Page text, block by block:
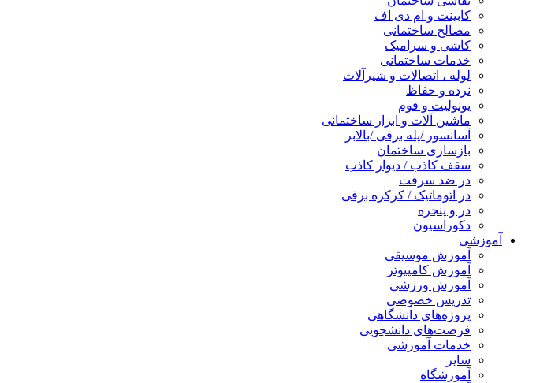
کابینت و ام دی اف
مصالح ساختمانی
کاشی و سرامیک
خدمات ساختمانی
لوله ، اتصالات و شیرآلات
نرده و حفاظ
یونولیت و فوم
ماشین آلات و ابزار ساختمانی
آسانسور /پله برقی /بالابر
بازسازی ساختمان
سقف کاذب / دیوار کاذب
در ضد سرقت
در اتوماتیک / کرکره برقی
در و پنجره
دکوراسیون
آموزشی
آموزش موسیقی
آموزش کامپیوتر
آموزش ورزشی
تدریس خصوصی
پروژه‌های دانشگاهی
فرصت‌های دانشجویی
خدمات آموزشی
سایر
آموزشگاه